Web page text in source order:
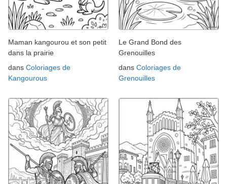
Maman kangourou et son petit
dans la prairie
dans Coloriages de
Kangourous
Le Grand Bond des
Grenouilles
dans Coloriages de
Grenouilles